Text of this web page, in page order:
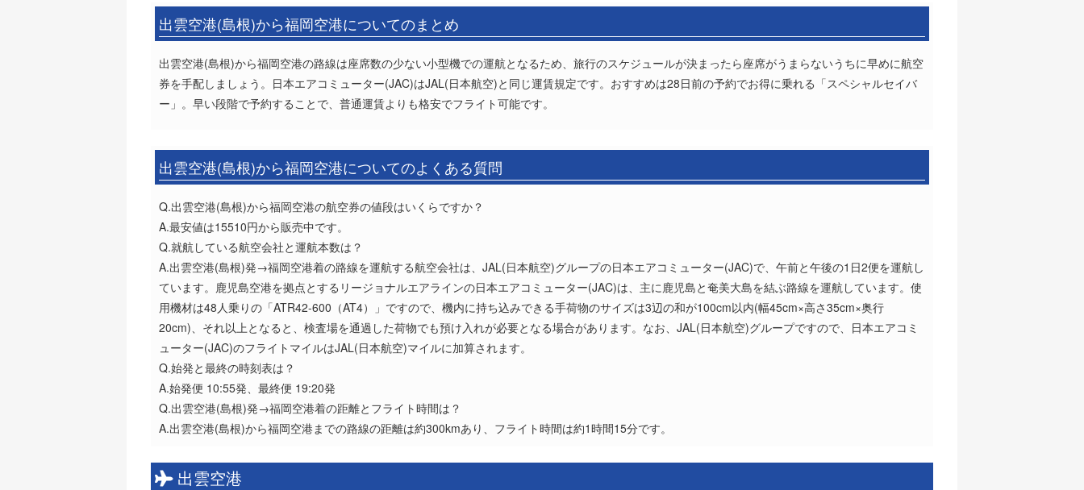
出雲空港(島根)から福岡空港についてのまとめ
出雲空港(島根)から福岡空港の路線は座席数の少ない小型機での運航となるため、旅行のスケジュールが決まったら座席がうまらないうちに早めに航空
券を手配しましょう。日本エアコミューター(JAC)はJAL(日本航空)と同じ運賃規定です。おすすめは28日前の予約でお得に乗れる「スペシャルセイバ
ー」。早い段階で予約することで、普通運賃よりも格安でフライト可能です。
出雲空港(島根)から福岡空港についてのよくある質問
Q.出雲空港(島根)から福岡空港の航空券の値段はいくらですか？
A.最安値は15510円から販売中です。
Q.就航している航空会社と運航本数は？
A.出雲空港(島根)発→福岡空港着の路線を運航する航空会社は、JAL(日本航空)グループの日本エアコミューター(JAC)で、午前と午後の1日2便を運航し
ています。鹿児島空港を拠点とするリージョナルエアラインの日本エアコミューター(JAC)は、主に鹿児島と奄美大島を結ぶ路線を運航しています。使
用機材は48人乗りの「ATR42-600（AT4）」ですので、機内に持ち込みできる手荷物のサイズは3辺の和が100cm以内(幅45cm×高さ35cm×奥行
20cm)、それ以上となると、検査場を通過した荷物でも預け入れが必要となる場合があります。なお、JAL(日本航空)グループですので、日本エアコミ
ューター(JAC)のフライトマイルはJAL(日本航空)マイルに加算されます。
Q.始発と最終の時刻表は？
A.始発便 10:55発、最終便 19:20発
Q.出雲空港(島根)発→福岡空港着の距離とフライト時間は？
A.出雲空港(島根)から福岡空港までの路線の距離は約300kmあり、フライト時間は約1時間15分です。
出雲空港